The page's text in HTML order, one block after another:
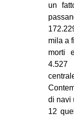
un
mila a
morti
di navi
12